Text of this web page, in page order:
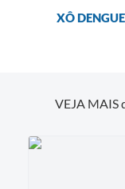
XÔ
VEJA MAIS